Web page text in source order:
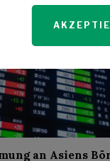
an Asiens